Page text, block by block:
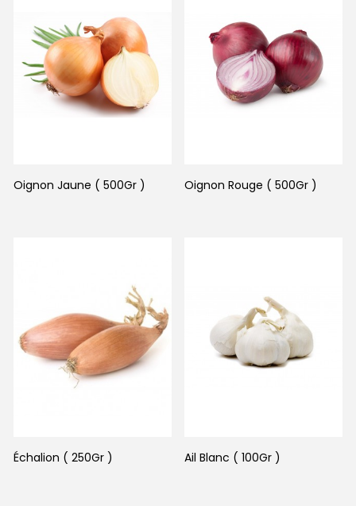
Oignon Jaune ( 500Gr ) Oignon Rouge ( 500Gr )
Échalion ( 250Gr ) Ail Blanc ( 100Gr )